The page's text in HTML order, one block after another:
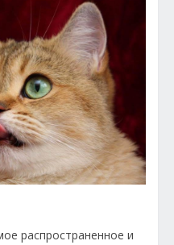
распространенное и